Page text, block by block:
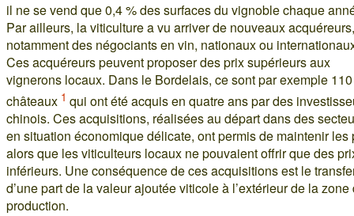
il ne se vend que 0,4 % des surfaces du vignoble chaque
Par ailleurs, la viticulture a vu arriver de nouveaux acquéreurs,
notamment des négociants en vin, nationaux ou
Ces acquéreurs peuvent proposer des prix supérieurs aux
vignerons locaux. Dans le Bordelais, ce sont par exemple 110
châteaux 1 qui ont été acquis en quatre ans par des
chinois. Ces acquisitions, réalisées au départ dans des
en situation économique délicate, ont permis de maintenir les
alors que les viticulteurs locaux ne pouvaient offrir que des
inférieurs. Une conséquence de ces acquisitions est le
d’une part de la valeur ajoutée viticole à l’extérieur de la zone
production.